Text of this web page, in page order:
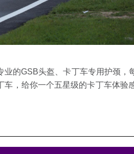
的GSB头盔、卡丁车专用护颈，
，给你一个五星级的卡丁车体验